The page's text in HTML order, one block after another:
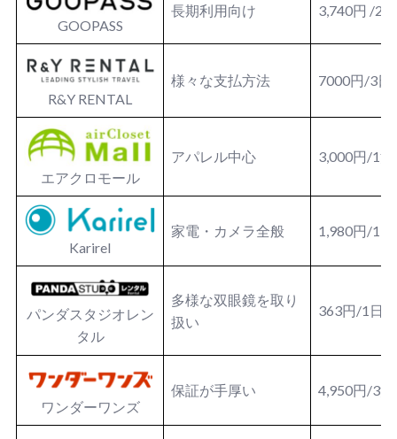
GOOPASS
長期利用向け 3,740円 /2
R&Y RENTAL
様々な支払方法 7000円/3日
エアクロモール
アパレル中心 3,000円/1
Karirel
家電・カメラ全般 1,980円/1
パンダスタジオレン
タル
多様な双眼鏡を取り
扱い
363円/1日
ワンダーワンズ
保証が手厚い 4,950円/3